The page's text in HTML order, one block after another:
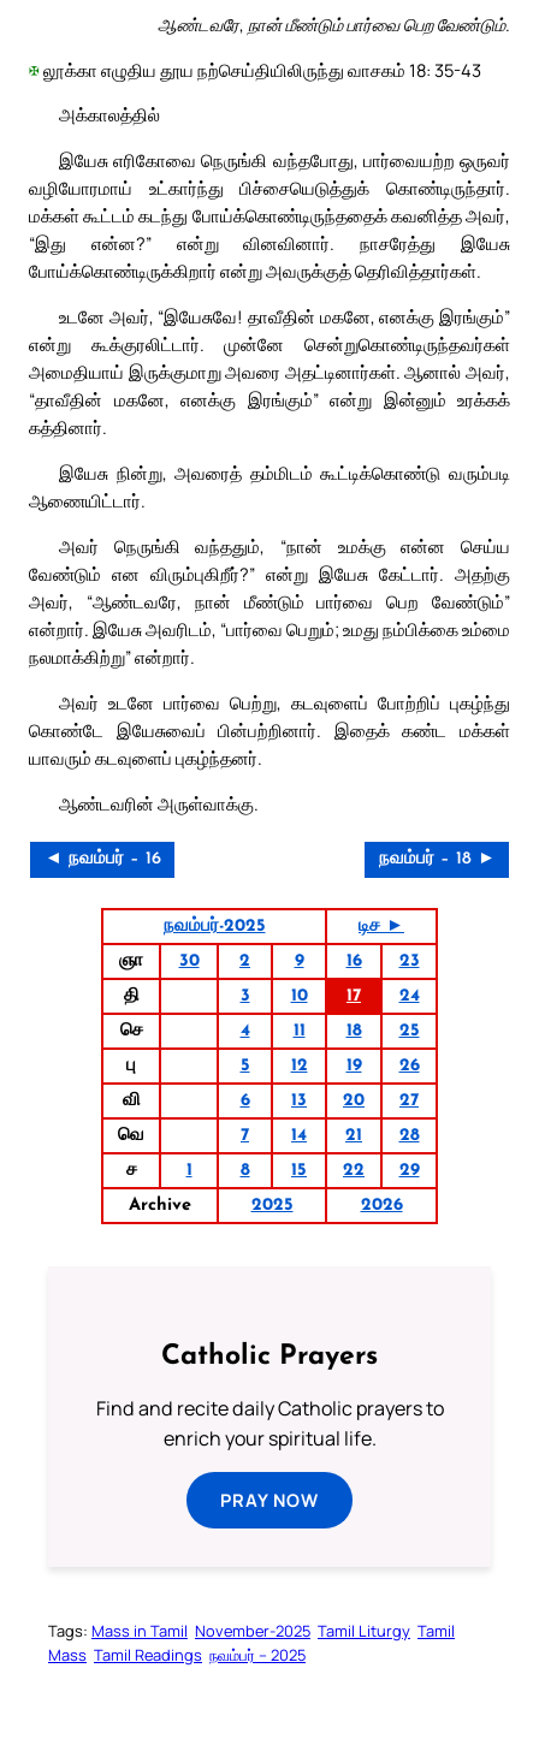
ஆண்டவரே, நான் மீண்டும் பார்வை பெற வேண்டும்.
✠லூக்கா எழுதிய தூய நற்செய்தியிலிருந்து வாசகம் 18: 35-43
அக்காலத்தில்
இயேசு எரிகோவை நெருங்கி வந்தபோது, பார்வையற்ற ஒருவர்
வழியோரமாய் உட்கார்ந்து பிச்சையெடுத்துக் கொண்டிருந்தார்.
மக்கள் கூட்டம் கடந்து போய்க்கொண்டிருந்ததைக் கவனித்த அவர்,
“இது என்ன?” என்று வினவினார். நாசரேத்து இயேசு
போய்க்கொண்டிருக்கிறார் என்று அவருக்குத் தெரிவித்தார்கள்.
உடனே அவர், “இயேசுவே! தாவீதின் மகனே, எனக்கு இரங்கும்”
என்று கூக்குரலிட்டார். முன்னே சென்றுகொண்டிருந்தவர்கள்
அமைதியாய் இருக்குமாறு அவரை அதட்டினார்கள். ஆனால் அவர்,
“தாவீதின் மகனே, எனக்கு இரங்கும்” என்று இன்னும் உரக்கக்
கத்தினார்.
இயேசு நின்று, அவரைத் தம்மிடம் கூட்டிக்கொண்டு வரும்படி
ஆணையிட்டார்.
அவர் நெருங்கி வந்ததும், “நான் உமக்கு என்ன செய்ய
வேண்டும் என விரும்புகிறீர்?” என்று இயேசு கேட்டார். அதற்கு
அவர், “ஆண்டவரே, நான் மீண்டும் பார்வை பெற வேண்டும்”
என்றார். இயேசு அவரிடம், “பார்வை பெறும்; உமது நம்பிக்கை உம்மை
நலமாக்கிற்று” என்றார்.
அவர் உடனே பார்வை பெற்று, கடவுளைப் போற்றிப் புகழ்ந்து
கொண்டே இயேசுவைப் பின்பற்றினார். இதைக் கண்ட மக்கள்
யாவரும் கடவுளைப் புகழ்ந்தனர்.
ஆண்டவரின் அருள்வாக்கு.
◄ நவம்பர் – 16 நவம்பர் – 18 ►
நவம்பர்-2025
டிச ►
ஞா
30 2 9 16
23
தி
3 10 17
24
செ
4 11 18
25
பு
5 12 19
26
வி
6 13 20
27
வெ
7 14 21
28
ச
1 8 15 22
29
Archive
2025 2026
Catholic Prayers
Find and recite daily Catholic prayers to
enrich your spiritual life.
PRAY NOW
Tags: Mass in Tamil November-2025 Tamil Liturgy Tamil
Mass Tamil Readings நவம்பர் – 2025